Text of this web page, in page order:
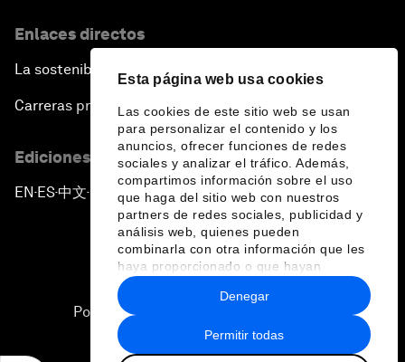
Esta página web usa cookies
Las cookies de este sitio web se usan
para personalizar el contenido y los
anuncios, ofrecer funciones de redes
sociales y analizar el tráfico. Además,
compartimos información sobre el uso
que haga del sitio web con nuestros
partners de redes sociales, publicidad y
análisis web, quienes pueden
combinarla con otra información que les
haya proporcionado o que hayan
recopilado a partir del uso que haya
hecho de sus servicios.
Permitir todas
Denegar
Enlaces directos
La sostenibilidad en el Foro
Carreras profesionales
Ediciones en otros idiomas
EN ▪ ES▪中文▪ 日本語
Política de privacidad y normas de uso